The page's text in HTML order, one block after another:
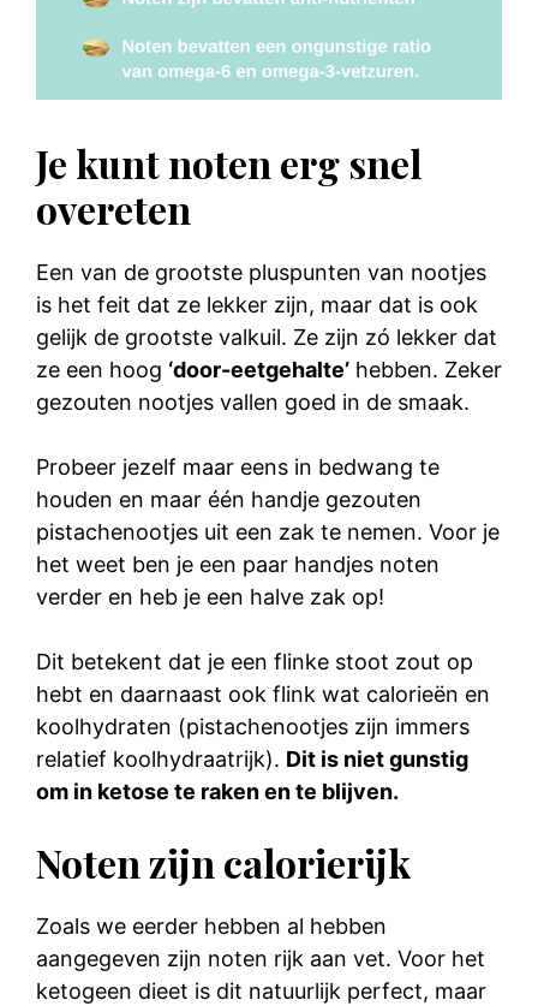
Je kunt noten erg snel
overeten
Een van de grootste pluspunten van nootjes
is het feit dat ze lekker zijn, maar dat is ook
gelijk de grootste valkuil. Ze zijn zó lekker dat
ze een hoog ‘door-eetgehalte’ hebben. Zeker
gezouten nootjes vallen goed in de smaak.
Probeer jezelf maar eens in bedwang te
houden en maar één handje gezouten
pistachenootjes uit een zak te nemen. Voor je
het weet ben je een paar handjes noten
verder en heb je een halve zak op!
Dit betekent dat je een flinke stoot zout op
hebt en daarnaast ook flink wat calorieën en
koolhydraten (pistachenootjes zijn immers
relatief koolhydraatrijk). Dit is niet gunstig
om in ketose te raken en te blijven.
Noten zijn calorierijk
Zoals we eerder hebben al hebben
aangegeven zijn noten rijk aan vet. Voor het
ketogeen dieet is dit natuurlijk perfect, maar